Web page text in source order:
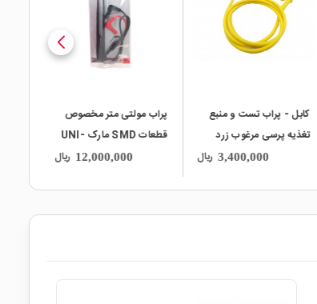
کابل - پراب تست و منبع
تغذیه پرسی مرغوب زرد
3,400,000 ریال
پراب مولتی متر مخصوص
قطعات SMD مارک UNI-
12,000,000 ریال